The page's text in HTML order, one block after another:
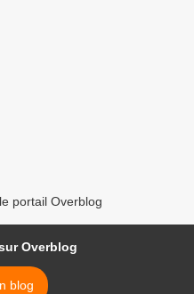
portail Overblog
Overblog
blog